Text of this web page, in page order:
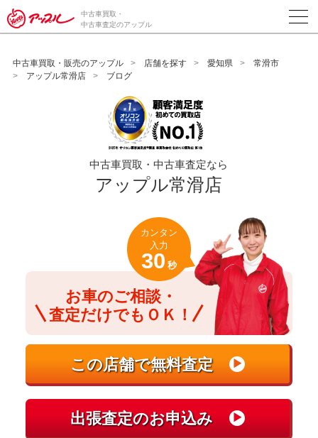
/*ABテスト_新規査定フォームの為のCVボタン*/
中古車買取・
中古車査定のアップル
中古車買取・販売のアップル 店舗を探す 愛知県
常滑市
アップル常滑店
ブログ
中古車買取・中古車査定なら
アップル常滑店
お車のご相談・
査定だけでもＯＫ！
カンタン
入力
30 秒